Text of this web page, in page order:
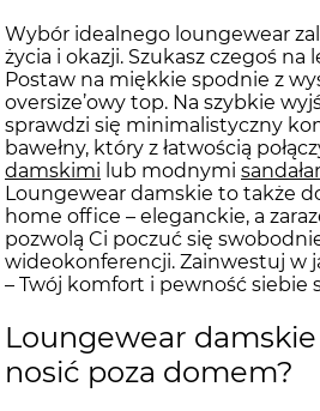
Wybór idealnego loungewear
życia i okazji. Szukasz czegoś na
Postaw na miękkie spodnie z
oversize’owy top. Na szybkie
sprawdzi się minimalistyczny
bawełny, który z łatwością
damskimi lub modnymi
Loungewear damskie to także
home office – eleganckie, a
pozwolą Ci poczuć się
wideokonferencji. Zainwestuj w
– Twój komfort i pewność siebie
Loungewear damskie
nosić poza domem?